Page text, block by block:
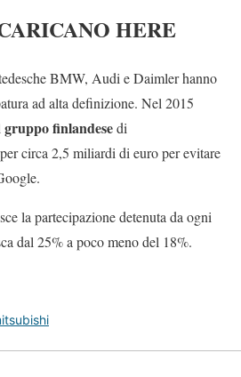
HERE
BMW, Audi e Daimler hanno
ad alta definizione. Nel 2015
gruppo finlandesedi
circa 2,5 miliardi di euro per evitare
la partecipazione detenuta da ogni
dal 25% a poco meno del 18%.